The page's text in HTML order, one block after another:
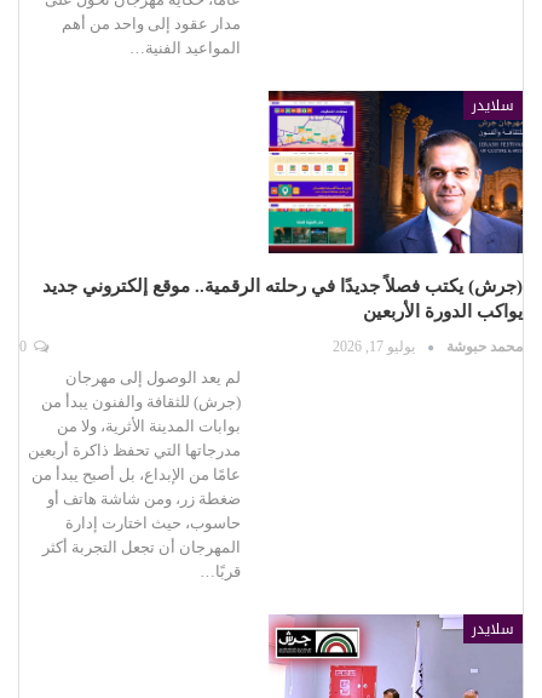
مدار عقود إلى واحد من أهم
المواعيد الفنية…
سلايدر
(جرش) يكتب فصلاً جديدًا في رحلته الرقمية.. موقع إلكتروني جديد
يواكب الدورة الأربعين
محمد حبوشة يوليو 17, 2026
لم يعد الوصول إلى مهرجان
(جرش) للثقافة والفنون يبدأ من
بوابات المدينة الأثرية، ولا من
مدرجاتها التي تحفظ ذاكرة أربعين
عامًا من الإبداع، بل أصبح يبدأ من
ضغطة زر، ومن شاشة هاتف أو
حاسوب، حيث اختارت إدارة
المهرجان أن تجعل التجربة أكثر
قربًا…
سلايدر